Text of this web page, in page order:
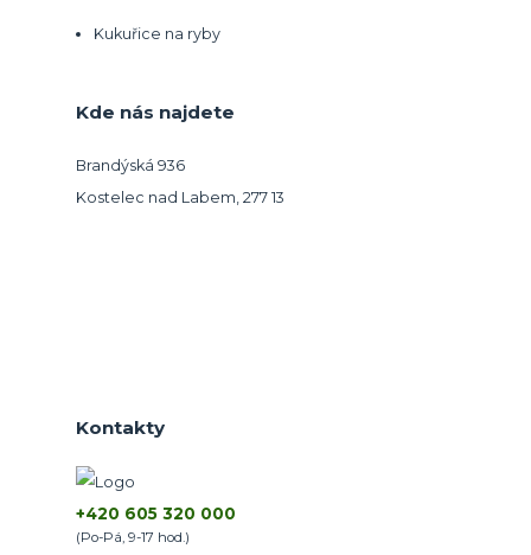
Kukuřice na ryby
Kde nás najdete
Brandýská 936
Kostelec nad Labem, 277 13
Kontakty
+420 605 320 000
(Po-Pá, 9-17 hod.)